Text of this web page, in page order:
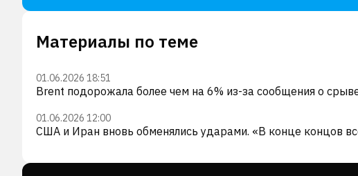
Материалы по теме
01.06.2026 18:51
Brent подорожала более чем на 6% из-за сообщения о
01.06.2026 12:00
США и Иран вновь обменялись ударами. «В конце концов